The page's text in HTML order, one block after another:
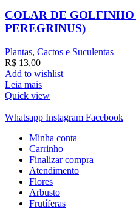
COLAR DE GOLFINHO
PEREGRINUS)
Plantas, Cactos e Suculentas
R$ 13,00
Add to wishlist
Leia mais
Quick view
Whatsapp Instagram Facebook
Minha conta
Carrinho
Finalizar compra
Atendimento
Flores
Arbusto
Frutíferas